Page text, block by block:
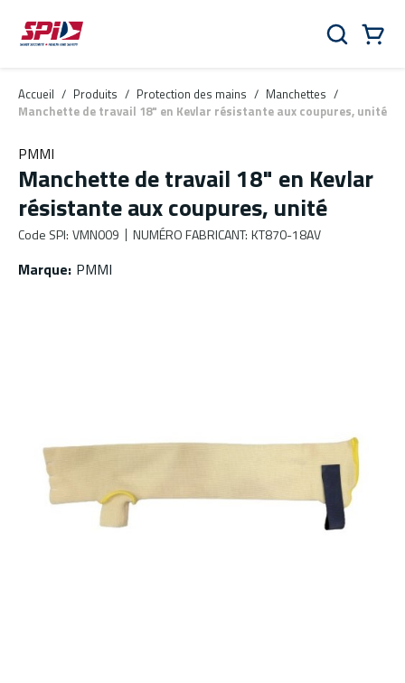
Aller au contenu principal
Skip to menu
Skip to footer
Rechercher
Accueil / Produits / Protection des mains / Manchettes /
Manchette de travail 18" en Kevlar résistante aux coupures, unité
PMMI
Manchette de travail 18" en Kevlar
résistante aux coupures, unité
Code SPI: VMN009 NUMÉRO FABRICANT: KT870-18AV
Marque: PMMI